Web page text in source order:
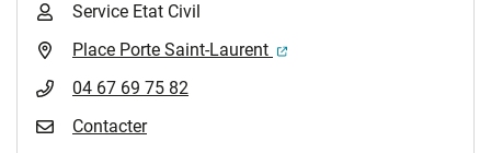
Service Etat Civil
Place Porte Saint-Laurent
(ouverture dans un
04 67 69 75 82
Contacter